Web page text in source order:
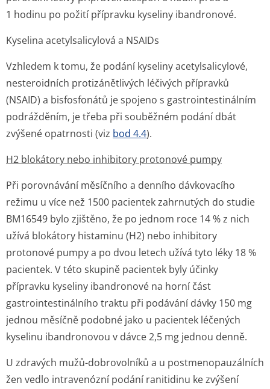
1 hodinu po požití přípravku kyseliny ibandronové.
Kyselina acetylsalicylová a NSAIDs
Vzhledem k tomu, že podání kyseliny acetylsalicylové,
nesteroidních protizánětlivých léčivých přípravků
(NSAID) a bisfosfonátů je spojeno s gastrointes­tinálním
podrážděním, je třeba při souběžném podání dbát
zvýšené opatrnosti (viz bod 4.4).
H2 blokátory nebo inhibitory protonové pumpy
Při porovnávání měsíčního a denního dávkovacího
režimu u více než 1500 pacientek zahrnutých do studie
BM16549 bylo zjištěno, že po jednom roce 14 % z nich
užívá blokátory histaminu (H2) nebo inhibitory
protonové pumpy a po dvou letech užívá tyto léky 18 %
pacientek. V této skupině pacientek byly účinky
přípravku kyseliny ibandronové na horní část
gastrointesti­nálního traktu při podávání dávky 150 mg
jednou měsíčně podobné jako u pacientek léčených
kyselinu ibandronovou v dávce 2,5 mg jednou denně.
U zdravých mužů-dobrovolníků a u postmenopau­zálních
žen vedlo intravenózní podání ranitidinu ke zvýšení